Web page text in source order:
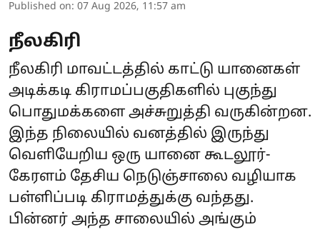
Published on: 07 Aug 2026, 11:57 am
நீலகிரி
நீலகிரி மாவட்டத்தில் காட்டு யானைகள்
அடிக்கடி கிராமப்பகுதிகளில் புகுந்து
பொதுமக்களை அச்சுறுத்தி வருகின்றன.
இந்த நிலையில் வனத்தில் இருந்து
வெளியேறிய ஒரு யானை கூடலூர்-
கேரளம் தேசிய நெடுஞ்சாலை வழியாக
பள்ளிப்படி கிராமத்துக்கு வந்தது.
பின்னர் அந்த சாலையில் அங்கும்